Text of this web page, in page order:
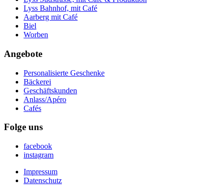
Lyss Bahnhof, mit Café
Aarberg mit Café
Biel
Worben
Angebote
Personalisierte Geschenke
Bäckerei
Geschäftskunden
Anlass/Apéro
Cafés
Folge uns
facebook
instagram
Impressum
Datenschutz